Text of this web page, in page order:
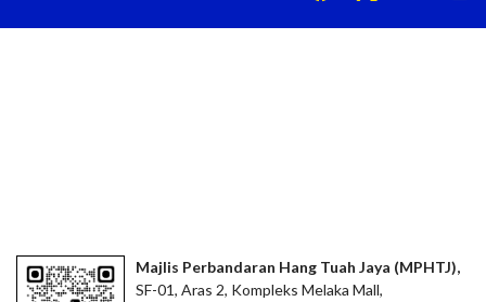
Majlis Perbandaran Hang Tuah Jaya (MPHTJ),
SF-01, Aras 2, Kompleks Melaka Mall,